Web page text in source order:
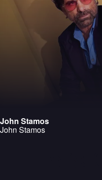
John Stamos
John Stamos